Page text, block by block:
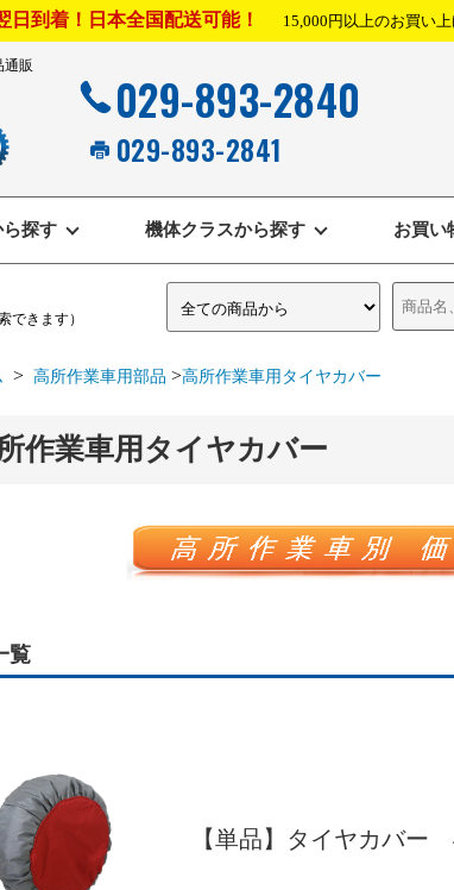
日到着！日本全国配送可能！ 15,000円以上のお買い
販
029-893-2840
029-893-2841
ら探す 機体クラスから探す お買い
できます）
> 高所作業車用部品 >高所作業車用タイヤカバー
作業車用タイヤカバー
覧
【単品】タイヤカバ